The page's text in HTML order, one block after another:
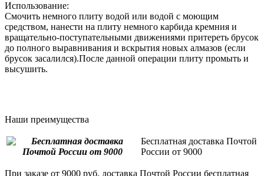
Использование:
Смочить немного плиту водой или водой с моющим
средством, нанести на плиту немного карбида кремния и
вращательно-поступательными движениями притереть брусок
до полного выравнивания и вскрытия новых алмазов (если
брусок засалился).После данной операции плиту промыть и
высушить.
Наши преимущества
Бесплатная доставка Почтой
России от 9000
При заказе от 9000 руб, доставка Почтой России бесплатная